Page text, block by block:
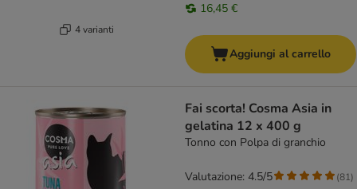
4 varianti
16,45 €
Aggiungi al carrello
Fai scorta! Cosma Asia in
gelatina 12 x 400 g
Tonno con Polpa di granchio
Valutazione: 4.5/5 (81)